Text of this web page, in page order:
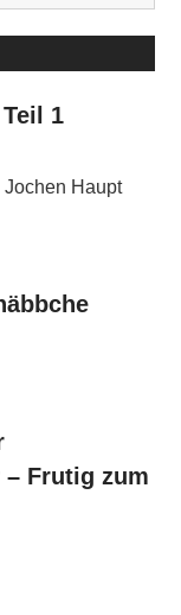
1
Haupt
Frutig zum